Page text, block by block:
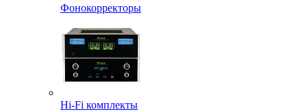
Фонокорректоры
Hi-Fi комплекты